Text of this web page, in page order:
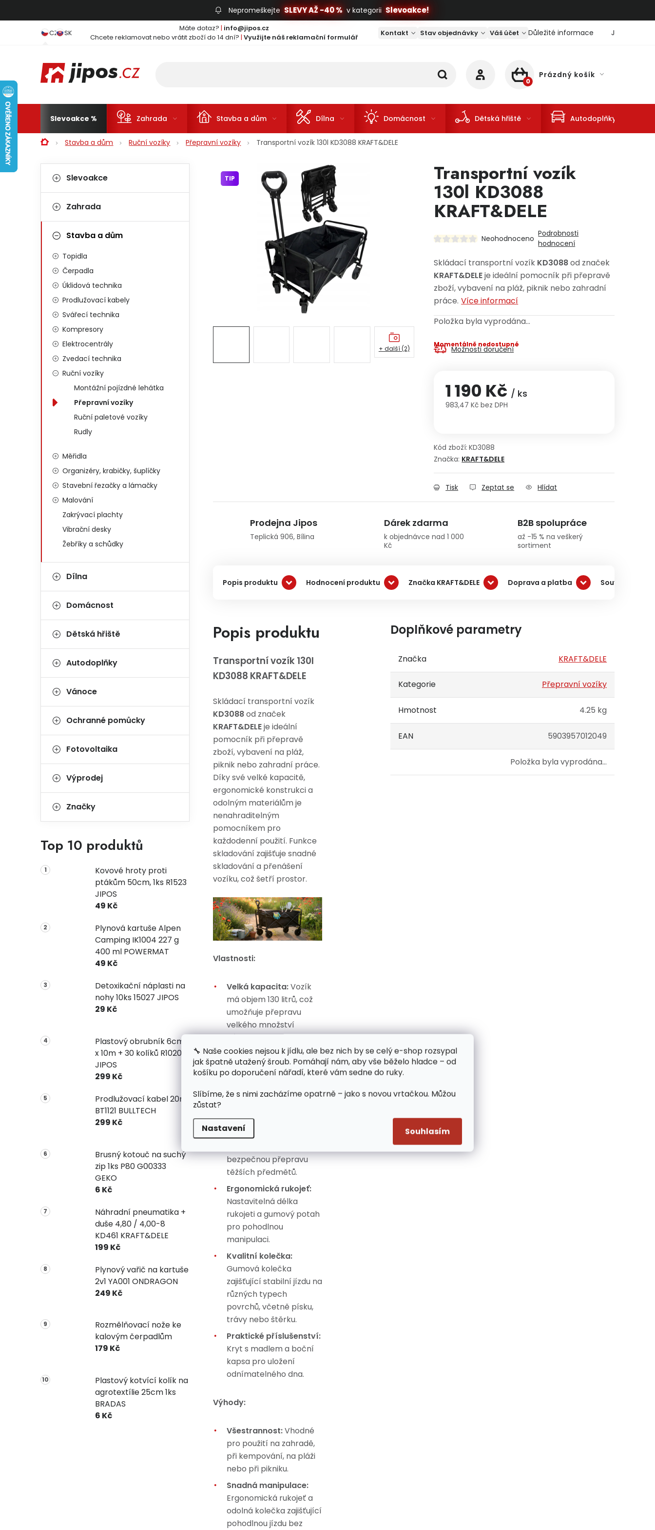
🔧 Naše cookies nejsou k jídlu, ale bez nich by se celý e-shop rozsypal
jak špatně utažený šroub. Pomáhají nám, aby vše běželo hladce – od
košíku po doporučení nářadí, které vám sedne do ruky.
Slíbíme, že s nimi zacházíme opatrně – jako s novou vrtačkou. Můžou
zůstat?
Nastavení Souhlasím
Nepromeškejte SLEVY AŽ -40 % v kategorii Slevoakce!
CZ SK Máte dotaz? | info@jipos.cz
Chcete reklamovat nebo vrátit zboží do 14 dní? | Využijte náš reklamační formulář Kontakt Stav objednávky Váš účet Důležité informace Jaký je
NÁKUPNÍ KOŠÍK
Prázdný košík
Slevoakce Zahrada Stavba a dům Dílna Domácnost Dětská hřiště Autodoplňky
DomůStavba a dům Ruční vozíky Přepravní vozíky Transportní vozík 130l KD3088 KRAFT&DELE
Postranní panel
Kategorie
Slevoakce
Zahrada
Stavba a dům
Topidla
Čerpadla
Úklidová technika
Prodlužovací kabely
Svářecí technika
Kompresory
Elektrocentrály
Zvedací technika
Ruční vozíky
Montážní pojízdné lehátka
Přepravní vozíky
Ruční paletové vozíky
Rudly
Měřidla
Organizéry, krabičky, šuplíčky
Stavební řezačky a lámačky
Malování
Zakrývací plachty
Vibrační desky
Žebříky a schůdky
Dílna
Domácnost
Dětská hřiště
Autodoplňky
Vánoce
Ochranné pomůcky
Fotovoltaika
Výprodej
Značky
Top 10 produktů
Kovové hroty proti
ptákům 50cm, 1ks R1523
JIPOS
49 Kč
Plynová kartuše Alpen
Camping IK1004 227 g
400 ml POWERMAT
49 Kč
Detoxikační náplasti na
nohy 10ks 15027 JIPOS
29 Kč
Plastový obrubník 6cm
x 10m + 30 kolíků R1020
JIPOS
299 Kč
Prodlužovací kabel 20m
BT1121 BULLTECH
299 Kč
Brusný kotouč na suchý
zip 1ks P80 G00333
GEKO
6 Kč
Náhradní pneumatika +
duše 4,80 / 4,00-8
KD461 KRAFT&DELE
199 Kč
Plynový vařič na kartuše
2v1 YA001 ONDRAGON
249 Kč
Rozmělňovací nože ke
kalovým čerpadlům
179 Kč
Plastový kotvící kolík na
agrotextílie 25cm 1ks
BRADAS
6 Kč
Transportní vozík
130l KD3088
KRAFT&DELE
Neohodnoceno
Podrobnosti
hodnocení
Skládací transportní vozík KD3088od značek
KRAFT&DELEje ideální pomocník při přepravě
zboží, vybavení na pláž, piknik nebo zahradní
práce. Více informací
Položka byla vyprodána…
Momentálně nedostupné
Možnosti doručení
1 190 Kč / ks
983,47 Kč bez DPH
Kód zboží: KD3088
Značka: KRAFT&DELE
Tisk Zeptat se Hlídat
TIP
+ další (2)
Prodejna Jipos
Teplická 906, Bílina
Dárek zdarma
k objednávce nad 1 000
Kč
B2B spolupráce
až -15 % na veškerý
sortiment
Popis produktu Hodnocení produktu Značka KRAFT&DELE Doprava a platba Související
Popis produktu
Transportní vozík 130l
KD3088 KRAFT&DELE
Skládací transportní vozík
KD3088od značek
KRAFT&DELEje ideální
pomocník při přepravě
zboží, vybavení na pláž,
piknik nebo zahradní práce.
Díky své velké kapacitě,
ergonomické konstrukci a
odolným materiálům je
nenahraditelným
pomocníkem pro
každodenní použití. Funkce
skladování zajišťuje snadné
skladování a přenášení
vozíku, což šetří prostor.
Vlastnosti:
Velká kapacita:Vozík
má objem 130 litrů, což
umožňuje přepravu
velkého množství
nákladu.
Kompaktní skladování:
Snadné složení do
kompaktních rozměrů,
ideální pro převoz v
Odolná konstrukce:
Zesílený ocelový rám a
bezpečnou přepravu
těžších předmětů.
Ergonomická rukojeť:
Nastavitelná délka
rukojeti a gumový potah
pro pohodlnou
manipulaci.
Kvalitní kolečka:
Gumová kolečka
zajišťující stabilní jízdu na
různých typech
povrchů, včetně písku,
trávy nebo štěrku.
Praktické příslušenství:
Kryt s madlem a boční
kapsa pro uložení
odnímatelného dna.
Výhody:
Všestrannost:Vhodné
pro použití na zahradě,
při kempování, na pláži
nebo při pikniku.
Snadná manipulace:
Ergonomická rukojeť a
odolná kolečka zajišťující
pohodlnou jízdu bez
Doplňkové parametry
Značka KRAFT&DELE
Kategorie Přepravní vozíky
Hmotnost 4.25 kg
EAN 5903957012049
Položka byla vyprodána…